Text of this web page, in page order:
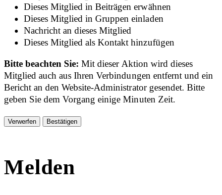
Dieses Mitglied in Beiträgen erwähnen
Dieses Mitglied in Gruppen einladen
Nachricht an dieses Mitglied
Dieses Mitglied als Kontakt hinzufügen
Bitte beachten Sie:Mit dieser Aktion wird dieses
Mitglied auch aus Ihren Verbindungen entfernt und ein
Bericht an den Website-Administrator gesendet. Bitte
geben Sie dem Vorgang einige Minuten Zeit.
Bestätigen
Melden